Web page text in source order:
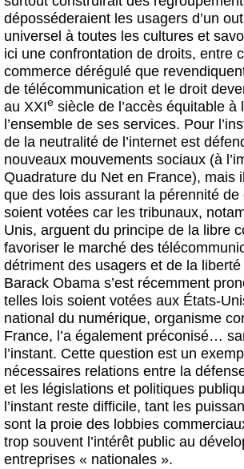
déposséderaient les usagers d’un
universel à toutes les cultures et
ici une confrontation de droits, entre
commerce dérégulé que
de télécommunication et le droit
au XXIe siècle de l’accès équitable à
l’ensemble de ses services. Pour
de la neutralité de l’internet est
nouveaux mouvements sociaux (à
Quadrature du Net en France), mais
que des lois assurant la pérennité de
soient votées car les tribunaux,
Unis, arguent du principe de la libre
favoriser le marché des
détriment des usagers et de la liberté
Barack Obama s’est récemment
telles lois soient votées aux États-
national du numérique, organisme
France, l’a également préconisé…
l’instant. Cette question est un
nécessaires relations entre la
et les législations et politiques
l’instant reste difficile, tant les
sont la proie des lobbies
trop souvent l’intérêt public au
entreprises « nationales ».